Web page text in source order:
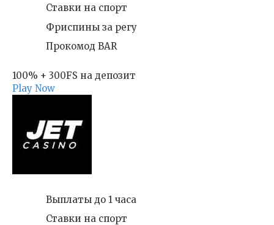
Ставки на спорт
Фриспины за регу
Прокомод BAR
100% + 300FS на депозит
Play Now
Выплаты до 1 часа
Ставки на спорт